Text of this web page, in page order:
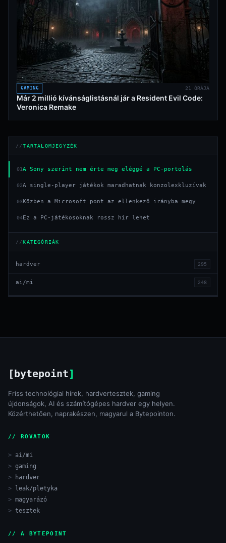
GAMING 21 ÓRÁJA
Már 2 millió kívánságlistásnál jár a Resident Evil Code:
Veronica Remake
TARTALOMJEGYZÉK
01A Sony szerint nem érte meg eléggé a PC-portolás
02A single-player játékok maradhatnak konzolexkluzívak
03 Közben a Microsoft pont az ellenkező irányba megy
04Ez a PC-játékosoknak rossz hír lehet
KATEGÓRIÁK
hardver 295
ai/mi 248
[bytepoint]
Friss technológiai hírek, hardvertesztek, gaming
újdonságok, AI és számítógépes hardver egy helyen.
Közérthetően, naprakészen, magyarul a Bytepointon.
// ROVATOK
ai/mi
gaming
hardver
leak/pletyka
magyarázó
tesztek
// A BYTEPOINT